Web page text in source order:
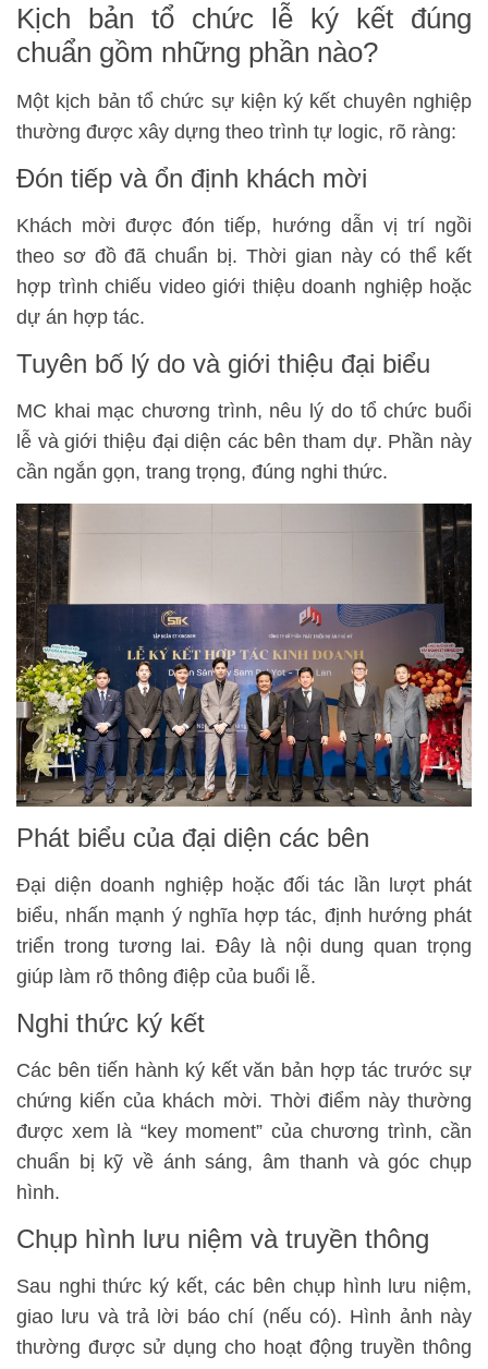
Kịch bản tổ chức lễ ký kết đúng
chuẩn gồm những phần nào?
Một kịch bản tổ chức sự kiện ký kết chuyên nghiệp
thường được xây dựng theo trình tự logic, rõ ràng:
Đón tiếp và ổn định khách mời
Khách mời được đón tiếp, hướng dẫn vị trí ngồi
theo sơ đồ đã chuẩn bị. Thời gian này có thể kết
hợp trình chiếu video giới thiệu doanh nghiệp hoặc
dự án hợp tác.
Tuyên bố lý do và giới thiệu đại biểu
MC khai mạc chương trình, nêu lý do tổ chức buổi
lễ và giới thiệu đại diện các bên tham dự. Phần này
cần ngắn gọn, trang trọng, đúng nghi thức.
Phát biểu của đại diện các bên
Đại diện doanh nghiệp hoặc đối tác lần lượt phát
biểu, nhấn mạnh ý nghĩa hợp tác, định hướng phát
triển trong tương lai. Đây là nội dung quan trọng
giúp làm rõ thông điệp của buổi lễ.
Nghi thức ký kết
Các bên tiến hành ký kết văn bản hợp tác trước sự
chứng kiến của khách mời. Thời điểm này thường
được xem là “key moment” của chương trình, cần
chuẩn bị kỹ về ánh sáng, âm thanh và góc chụp
hình.
Chụp hình lưu niệm và truyền thông
Sau nghi thức ký kết, các bên chụp hình lưu niệm,
giao lưu và trả lời báo chí (nếu có). Hình ảnh này
thường được sử dụng cho hoạt động truyền thông